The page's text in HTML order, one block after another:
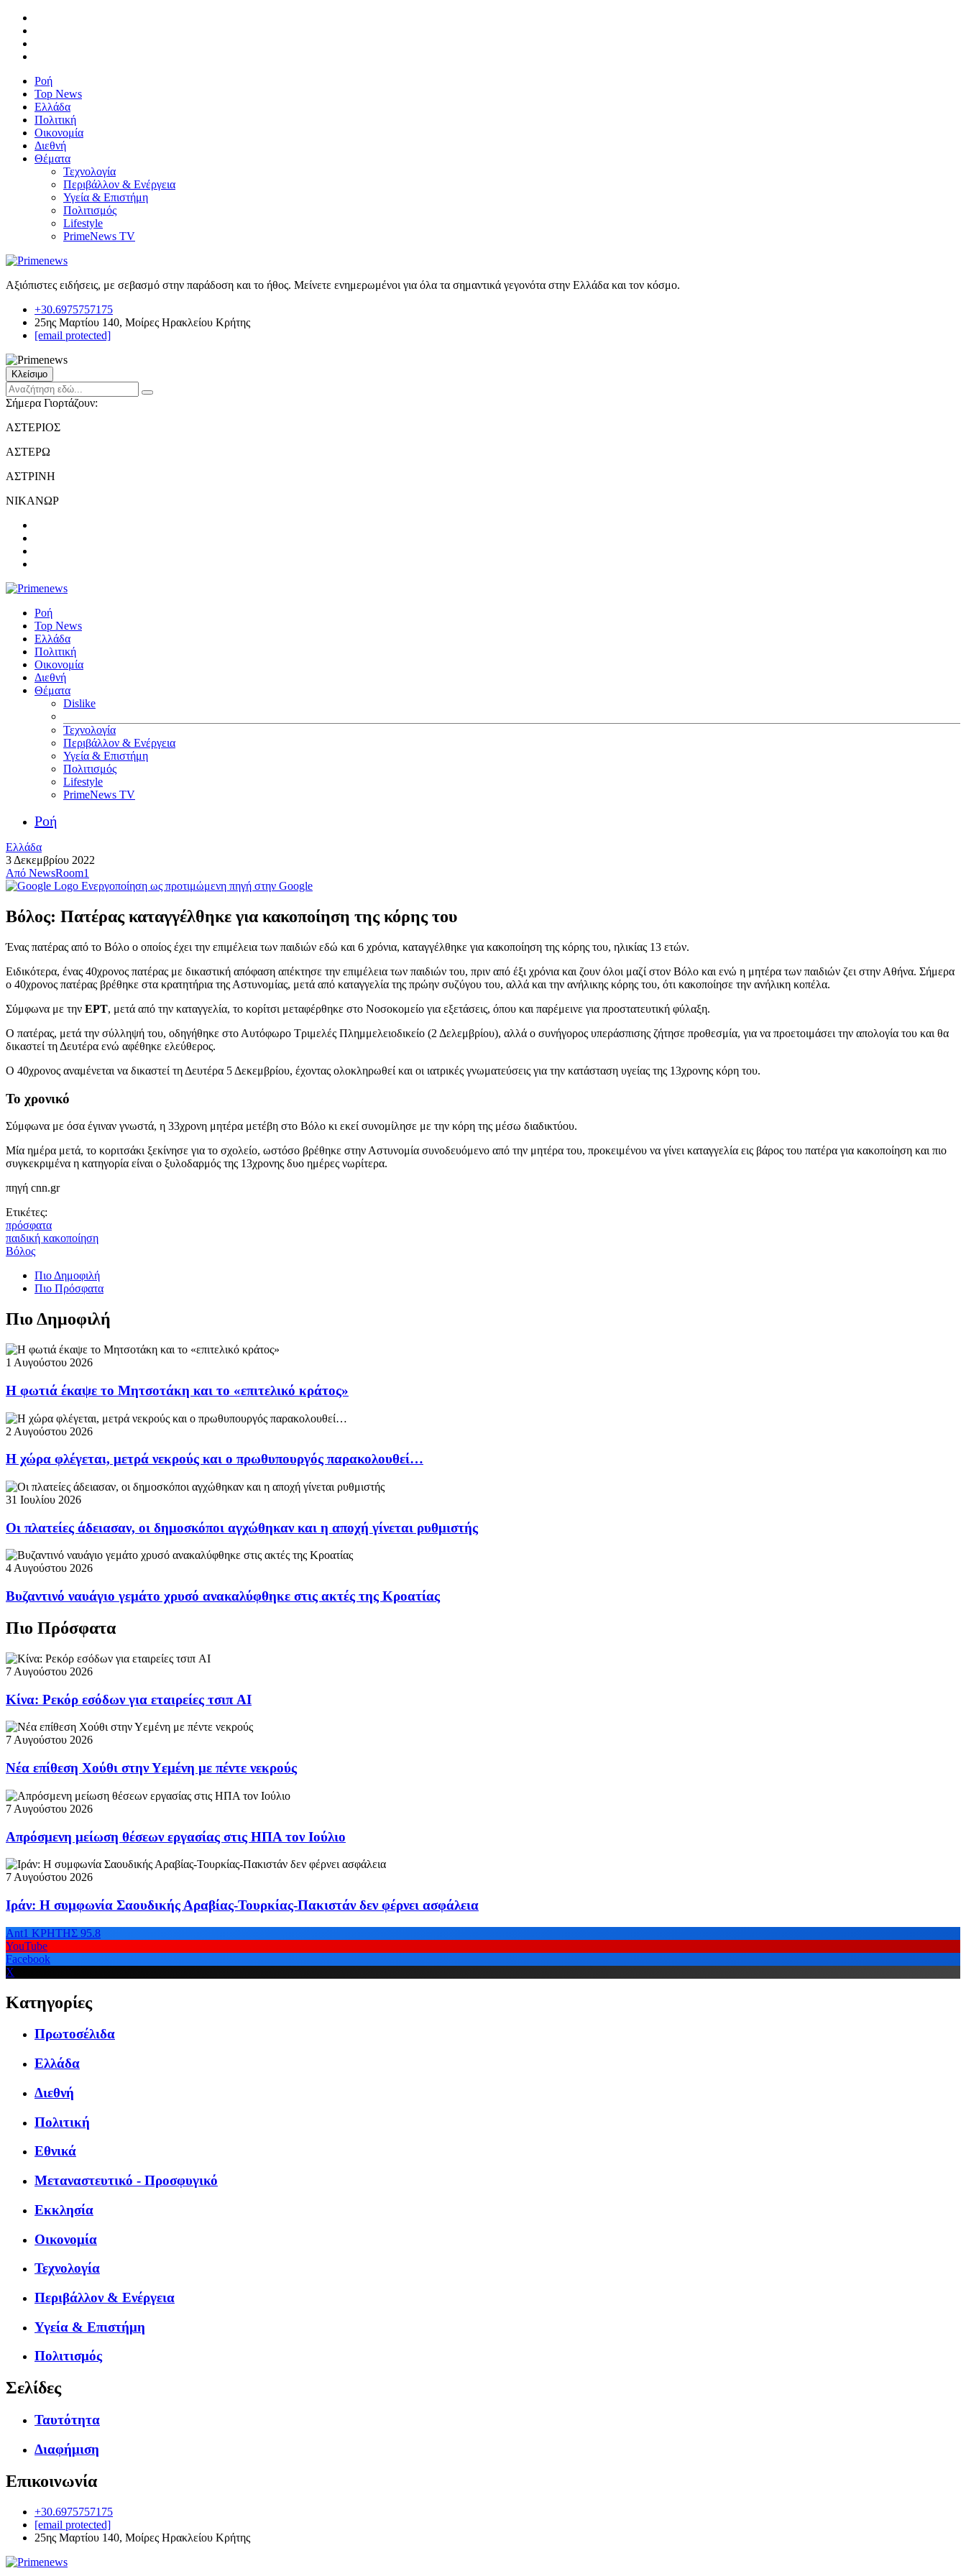
Ροή
Top News
Ελλάδα
Πολιτική
Οικονομία
Διεθνή
Θέματα
Τεχνολογία
Περιβάλλον & Ενέργεια
Υγεία & Επιστήμη
Πολιτισμός
Lifestyle
PrimeNews TV
Αξιόπιστες ειδήσεις, με σεβασμό στην παράδοση και το ήθος. Μείνετε ενημερωμένοι για όλα τα σημαντικά γεγονότα στην Ελλάδα και τον κόσμο.
+30.6975757175
25ης Μαρτίου 140, Μοίρες Ηρακλείου Κρήτης
[email protected]
Κλείσιμο
Σήμερα Γιορτάζουν:
ΑΣΤΕΡΙΟΣ
ΑΣΤΕΡΩ
ΑΣΤΡΙΝΗ
ΝΙΚΑΝΩΡ
Ροή
Top News
Ελλάδα
Πολιτική
Οικονομία
Διεθνή
Θέματα
Dislike
Τεχνολογία
Περιβάλλον & Ενέργεια
Υγεία & Επιστήμη
Πολιτισμός
Lifestyle
PrimeNews TV
Ροή
Ελλάδα
3 Δεκεμβρίου 2022
Από NewsRoom1
Ενεργοποίηση ως προτιμώμενη πηγή στην Google
Βόλος: Πατέρας καταγγέλθηκε για κακοποίηση της κόρης του
Ένας πατέρας από το Βόλο ο οποίος έχει την επιμέλεια των παιδιών εδώ και 6 χρόνια, καταγγέλθηκε για κακοποίηση της κόρης του, ηλικίας 13 ετών.
Ειδικότερα, ένας 40χρονος πατέρας με δικαστική απόφαση απέκτησε την επιμέλεια των παιδιών του, πριν από έξι χρόνια και ζουν όλοι μαζί στον Βόλο και ενώ η μητέρα των παιδιών ζει στην Αθήνα. Σήμερα
ο 40χρονος πατέρας βρέθηκε στα κρατητήρια της Αστυνομίας, μετά από καταγγελία της πρώην συζύγου του, αλλά και την ανήλικης κόρης του, ότι κακοποίησε την ανήλικη κοπέλα.
Σύμφωνα με την ΕΡΤ, μετά από την καταγγελία, το κορίτσι μεταφέρθηκε στο Νοσοκομείο για εξετάσεις, όπου και παρέμεινε για προστατευτική φύλαξη.
Ο πατέρας, μετά την σύλληψή του, οδηγήθηκε στο Αυτόφωρο Τριμελές Πλημμελειοδικείο (2 Δελεμβρίου), αλλά ο συνήγορος υπεράσπισης ζήτησε προθεσμία, για να προετοιμάσει την απολογία του και θα
δικαστεί τη Δευτέρα ενώ αφέθηκε ελεύθερος.
Ο 40χρονος αναμένεται να δικαστεί τη Δευτέρα 5 Δεκεμβρίου, έχοντας ολοκληρωθεί και οι ιατρικές γνωματεύσεις για την κατάσταση υγείας της 13χρονης κόρη του.
Το χρονικό
Σύμφωνα με όσα έγιναν γνωστά, η 33χρονη μητέρα μετέβη στο Βόλο κι εκεί συνομίλησε με την κόρη της μέσω διαδικτύου.
Μία ημέρα μετά, το κοριτσάκι ξεκίνησε για το σχολείο, ωστόσο βρέθηκε στην Αστυνομία συνοδευόμενο από την μητέρα του, προκειμένου να γίνει καταγγελία εις βάρος του πατέρα για κακοποίηση και πιο
συγκεκριμένα η κατηγορία είναι ο ξυλοδαρμός της 13χρονης δυο ημέρες νωρίτερα.
πηγή cnn.gr
Ετικέτες:
πρόσφατα
παιδική κακοποίηση
Βόλος
Πιο Δημοφιλή
Πιο Πρόσφατα
Πιο Δημοφιλή
1 Αυγούστου 2026
Η φωτιά έκαψε το Μητσοτάκη και το «επιτελικό κράτος»
2 Αυγούστου 2026
Η χώρα φλέγεται, μετρά νεκρούς και ο πρωθυπουργός παρακολουθεί…
31 Ιουλίου 2026
Οι πλατείες άδειασαν, οι δημοσκόποι αγχώθηκαν και η αποχή γίνεται ρυθμιστής
4 Αυγούστου 2026
Βυζαντινό ναυάγιο γεμάτο χρυσό ανακαλύφθηκε στις ακτές της Κροατίας
Πιο Πρόσφατα
7 Αυγούστου 2026
Κίνα: Ρεκόρ εσόδων για εταιρείες τσιπ AI
7 Αυγούστου 2026
Νέα επίθεση Χούθι στην Υεμένη με πέντε νεκρούς
7 Αυγούστου 2026
Απρόσμενη μείωση θέσεων εργασίας στις ΗΠΑ τον Ιούλιο
7 Αυγούστου 2026
Ιράν: Η συμφωνία Σαουδικής Αραβίας-Τουρκίας-Πακιστάν δεν φέρνει ασφάλεια
Ant1 ΚΡΗΤΗΣ 95.8
YouTube
Facebook
X
Κατηγορίες
Πρωτοσέλιδα
Ελλάδα
Διεθνή
Πολιτική
Εθνικά
Μεταναστευτικό - Προσφυγικό
Εκκλησία
Οικονομία
Τεχνολογία
Περιβάλλον & Ενέργεια
Υγεία & Επιστήμη
Πολιτισμός
Σελίδες
Ταυτότητα
Διαφήμιση
Επικοινωνία
+30.6975757175
[email protected]
25ης Μαρτίου 140, Μοίρες Ηρακλείου Κρήτης